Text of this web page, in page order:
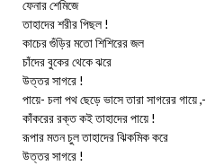
ফেনার শেমিজে
তাহাদের শরীর পিছল !
কাচের গুঁড়ির মতো শিশিরের জল
চাঁদের বুকের থেকে ঝরে
উত্তর সাগরে !
পায়ে- চলা পথ ছেড়ে ভাসে তারা সাগরের গায়ে ,-
কাঁকরের রক্ত কই তাহাদের পায়ে !
রূপার মতন চুল তাহাদের ঝিকমিক করে
উত্তর সাগরে !